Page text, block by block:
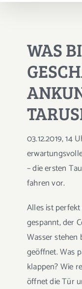
WAS
03.12.2019, 14
– die ersten
fahren vor.
Alles ist
gespannt, der
Wasser stehen
geöffnet. Was
klappen? Wie
öffnet die Tür